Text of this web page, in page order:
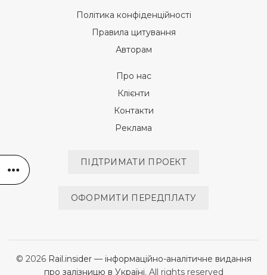
Політика конфіденційності
Правила цитування
Авторам
Про нас
Клієнти
Контакти
Реклама
ПІДТРИМАТИ ПРОЕКТ
ОФОРМИТИ ПЕРЕДПЛАТУ
© 2026 Rail.insider — інформаційно-аналітичне видання
про залізницю в Україні. All rights reserved